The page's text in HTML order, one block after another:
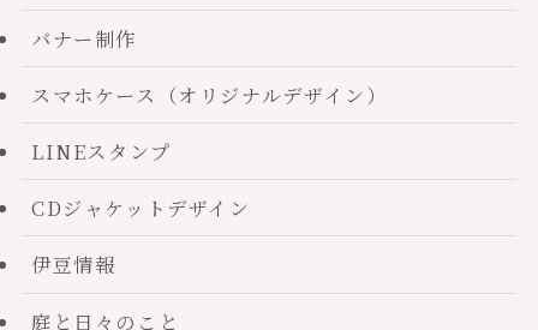
バナー制作
スマホケース（オリジナルデザイン）
LINEスタンプ
CDジャケットデザイン
伊豆情報
庭と日々のこと